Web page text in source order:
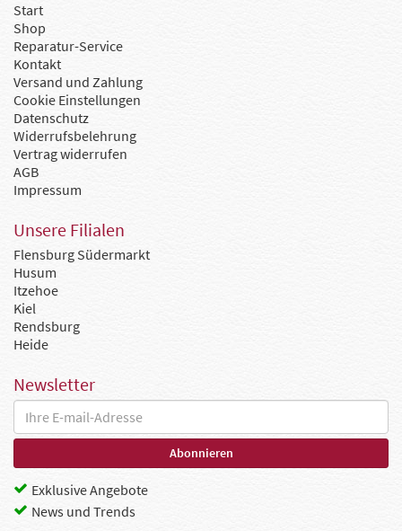
Start
Shop
Reparatur-Service
Kontakt
Versand und Zahlung
Cookie Einstellungen
Datenschutz
Widerrufsbelehrung
Vertrag widerrufen
AGB
Impressum
Unsere Filialen
Flensburg Südermarkt
Husum
Itzehoe
Kiel
Rendsburg
Heide
Newsletter
Exklusive Angebote
News und Trends